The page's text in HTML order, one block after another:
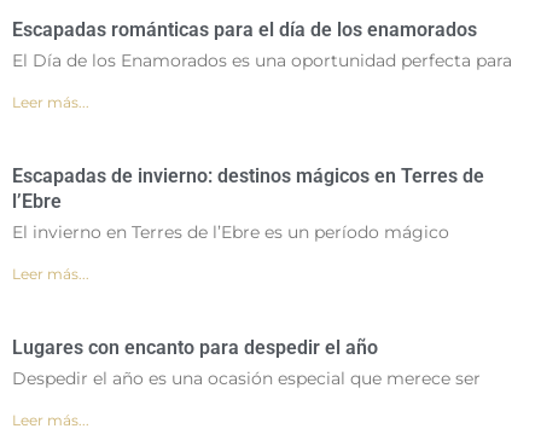
Escapadas románticas para el día de los enamorados
El Día de los Enamorados es una oportunidad perfecta para
Leer más...
Escapadas de invierno: destinos mágicos en Terres de
l’Ebre
El invierno en Terres de l’Ebre es un período mágico
Leer más...
Lugares con encanto para despedir el año
Despedir el año es una ocasión especial que merece ser
Leer más...